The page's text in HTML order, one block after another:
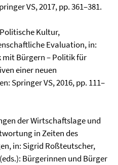
VS, 2017, pp. 361–381.
Kultur,
Evaluation, in:
mit Bürgern – Politik für
einer neuen
Springer VS, 2016, pp. 111–
der Wirtschaftslage und
in Zeiten des
in: Sigrid Roßteutscher,
Bürgerinnen und Bürger